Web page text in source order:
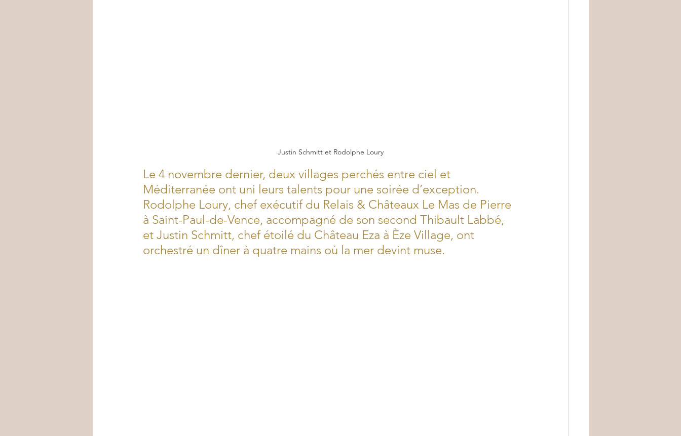
Justin Schmitt et Rodolphe Loury
Le 4 novembre dernier, deux villages perchés entre ciel et
Méditerranée ont uni leurs talents pour une soirée d’exception.
Rodolphe Loury, chef exécutif du Relais & Châteaux Le Mas de Pierre
à Saint-Paul-de-Vence, accompagné de son second Thibault Labbé,
et Justin Schmitt, chef étoilé du Château Eza à Èze Village, ont
orchestré un dîner à quatre mains où la mer devint muse.